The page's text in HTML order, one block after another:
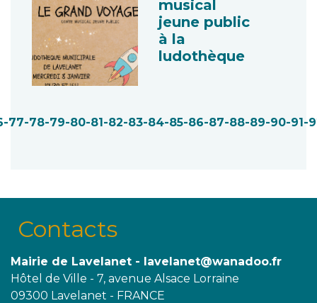
musical
jeune public
à la
ludothèque
-77-78-79-80-81-82-83-84-85-86-87-88-89-90-91-
Contacts
Mairie de Lavelanet - lavelanet@wanadoo.fr
Hôtel de Ville - 7, avenue Alsace Lorraine
09300 Lavelanet - FRANCE